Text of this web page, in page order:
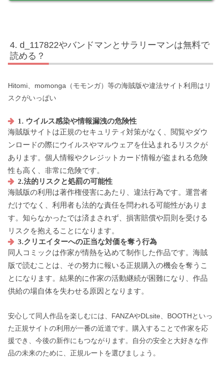
d_117822やバンドマンとサラリーマンは無料で
読める？
Hitomi、momonga（モモンガ）等の海賊版や違法サイト利用はリ
スクがいっぱい
1. ウイルス感染や情報漏洩の危険性
海賊版サイトは正規のセキュリティ対策がなく、閲覧やダウ
ンロードの際にウイルスやマルウェアを仕込まれるリスクが
あります。個人情報やクレジットカード情報が盗まれる危険
性も高く、非常に危険です。
2.法的リスクと処罰の可能性
海賊版の利用は著作権侵害にあたり、違法行為です。運営者
だけでなく、利用者も法的な責任を問われる可能性がありま
す。知らなかったでは済まされず、損害賠償や罰則を受ける
リスクを抱えることになります。
3.クリエイターへの正当な対価を奪う行為
同人コミックは作家が情熱を込めて制作した作品です。海賊
版で読むことは、その努力に報いる正規購入の機会を奪うこ
とになります。結果的に作家の活動継続が困難になり、作品
供給の場自体を失わせる原因となります。
安心して同人作品を楽しむには、FANZAやDLsite、BOOTHといっ
た正規サイトの利用が一番の近道です。購入することで作家を応
援でき、今後の新作にもつながります。自分の安全と大好きな作
品の未来のために、正規ルートを選びましょう。